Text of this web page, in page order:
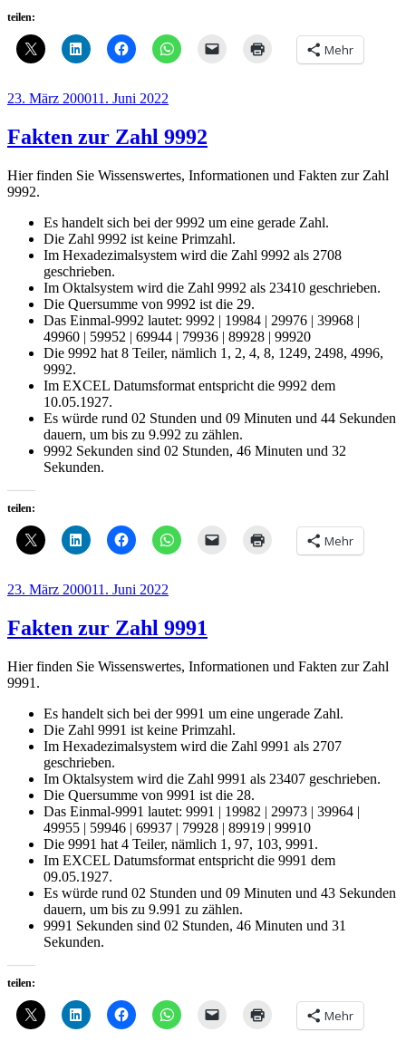
teilen:
Mehr
Veröffentlicht
23. März 200011. Juni 2022
Fakten zur Zahl 9992
Hier finden Sie Wissenswertes, Informationen und Fakten zur Zahl
9992.
Es handelt sich bei der 9992 um eine gerade Zahl.
Die Zahl 9992 ist keine Primzahl.
Im Hexadezimalsystem wird die Zahl 9992 als 2708
geschrieben.
Im Oktalsystem wird die Zahl 9992 als 23410 geschrieben.
Die Quersumme von 9992 ist die 29.
Das Einmal-9992 lautet: 9992 | 19984 | 29976 | 39968 |
49960 | 59952 | 69944 | 79936 | 89928 | 99920
Die 9992 hat 8 Teiler, nämlich 1, 2, 4, 8, 1249, 2498, 4996,
9992.
Im EXCEL Datumsformat entspricht die 9992 dem
10.05.1927.
Es würde rund 02 Stunden und 09 Minuten und 44 Sekunden
dauern, um bis zu 9.992 zu zählen.
9992 Sekunden sind 02 Stunden, 46 Minuten und 32
Sekunden.
teilen:
Mehr
Veröffentlicht
23. März 200011. Juni 2022
Fakten zur Zahl 9991
Hier finden Sie Wissenswertes, Informationen und Fakten zur Zahl
9991.
Es handelt sich bei der 9991 um eine ungerade Zahl.
Die Zahl 9991 ist keine Primzahl.
Im Hexadezimalsystem wird die Zahl 9991 als 2707
geschrieben.
Im Oktalsystem wird die Zahl 9991 als 23407 geschrieben.
Die Quersumme von 9991 ist die 28.
Das Einmal-9991 lautet: 9991 | 19982 | 29973 | 39964 |
49955 | 59946 | 69937 | 79928 | 89919 | 99910
Die 9991 hat 4 Teiler, nämlich 1, 97, 103, 9991.
Im EXCEL Datumsformat entspricht die 9991 dem
09.05.1927.
Es würde rund 02 Stunden und 09 Minuten und 43 Sekunden
dauern, um bis zu 9.991 zu zählen.
9991 Sekunden sind 02 Stunden, 46 Minuten und 31
Sekunden.
teilen:
Mehr